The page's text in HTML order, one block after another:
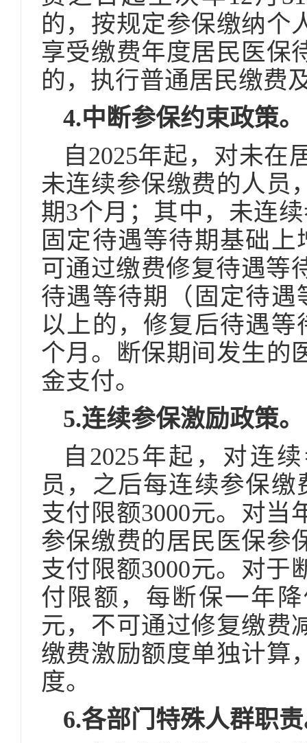
的，按规定参保缴纳个
享受缴费年度居民医保
的，执行普通居民缴费
4.中断参保约束政策。
自2025年起，对未在
未连续参保缴费的人员
期3个月；其中，未连
固定待遇等待期基础
可通过缴费修复待遇等
待遇等待期（固定待
以上的，修复后待遇
个月。断保期间发生的
金支付。
5.连续参保激励政策。
自2025年起，对连
员，之后每连续参保
支付限额3000元。对当
参保缴费的居民医保参
支付限额3000元。对于
付限额，每断保一年
元，不可通过修复缴费
缴费激励额度单独计算
度。
6.各部门特殊人群职